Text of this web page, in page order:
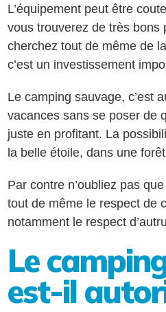
L’équipement peut être
vous trouverez de très bons
cherchez tout de même de
c’est un investissement
Le camping sauvage, c’est
vacances sans se poser de
juste en profitant. La
la belle étoile, dans une
Par contre n’oubliez pas
tout de même le respect de
notamment le respect
Le
est-il